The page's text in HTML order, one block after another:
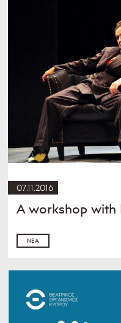
07.11.2016
A workshop with
ΝΈΑ